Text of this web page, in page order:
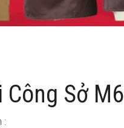
Công Sở M6
: